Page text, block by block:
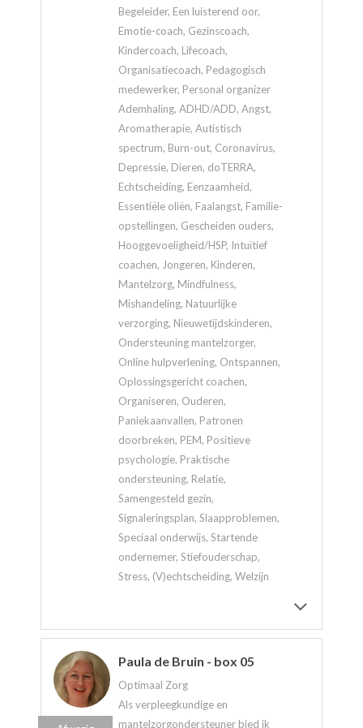
Begeleider, Een luisterend oor,
Emotie-coach, Gezinscoach,
Kindercoach, Lifecoach,
Organisatiecoach, Pedagogisch
medewerker, Personal organizer
Ademhaling, ADHD/ADD, Angst,
Aromatherapie, Autistisch
spectrum, Burn-out, Coronavirus,
Depressie, Dieren, doTERRA,
Echtscheiding, Eenzaamheid,
Essentiële oliën, Faalangst, Familie-
opstellingen, Gescheiden ouders,
Hooggevoeligheid/HSP, Intuïtief
coachen, Jongeren, Kinderen,
Mantelzorg, Mindfulness,
Mishandeling, Natuurlijke
verzorging, Nieuwetijdskinderen,
Ondersteuning mantelzorger,
Online hulpverlening, Ontspannen,
Oplossingsgericht coachen,
Organiseren, Ouderen,
Paniekaanvallen, Patronen
doorbreken, PEM, Positieve
psychologie, Praktische
ondersteuning, Relatie,
Samengesteld gezin,
Signaleringsplan, Slaapproblemen,
Speciaal onderwijs, Startende
ondernemer, Stiefouderschap,
Stress, (V)echtscheiding, Welzijn
Paula de Bruin - box 05
Optimaal Zorg
Als verpleegkundige en
mantelzorgondersteuner bied ik